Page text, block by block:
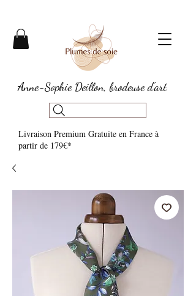
Anne-Sophie Deillon, brodeuse d'art
Livraison Premium Gratuite en France à
partir de 179€*​